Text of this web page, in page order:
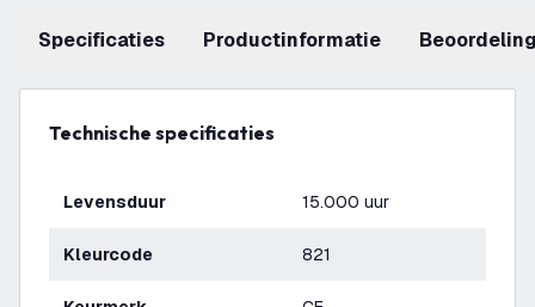
Specificaties productinformatie
Technische specificaties
Levensduur 15.000 uur
Kleurcode 821